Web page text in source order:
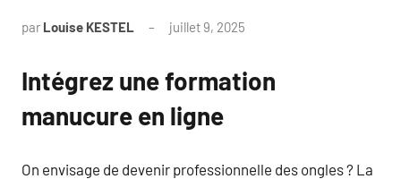
par Louise KESTEL juillet 9, 2025
Intégrez une formation
manucure en ligne
On envisage de devenir professionnelle des ongles ? La